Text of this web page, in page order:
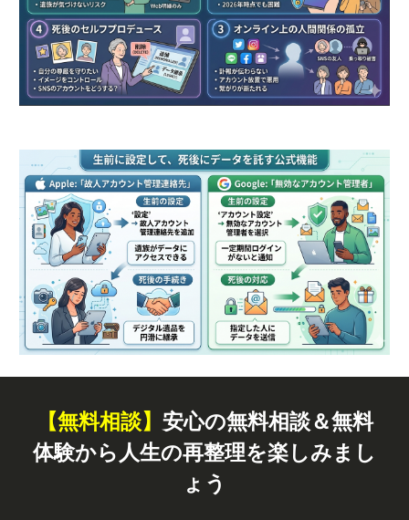
【無料相談】 安心の無料相談＆無料
体験から人生の再整理を楽しみまし
ょう